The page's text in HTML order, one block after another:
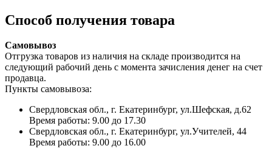
Способ получения товара
Самовывоз
Отгрузка товаров из наличия на складе производится на
следующий рабочий день с момента зачисления денег на счет
продавца.
Пункты самовывоза:
Свердловская обл., г. Екатеринбург, ул.Шефская, д.62
Время работы: 9.00 до 17.30
Свердловская обл., г. Екатеринбург, ул.Учителей, 44
Время работы: 9.00 до 16.00